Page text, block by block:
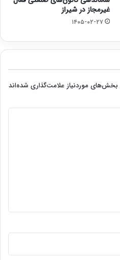
غیرمجاز در شیراز
۱۴۰۵-۰۲-۲۷
بخش‌های موردنیاز علامت‌گذاری شده‌اند